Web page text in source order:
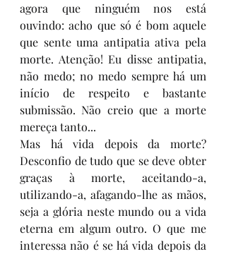
agora que ninguém nos está
ouvindo: acho que só é bom aquele
que sente uma antipatia ativa pela
morte. Atenção! Eu disse antipatia,
não medo; no medo sempre há um
início de respeito e bastante
submissão. Não creio que a morte
mereça tanto...
Mas há vida depois da morte?
Desconfio de tudo que se deve obter
graças à morte, aceitando-a,
utilizando-a, afagando-lhe as mãos,
seja a glória neste mundo ou a vida
eterna em algum outro. O que me
interessa não é se há vida depois da